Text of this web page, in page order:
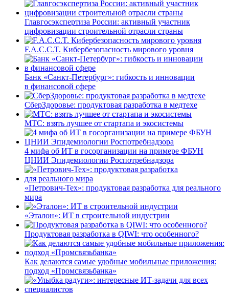
Главгосэкспертиза России: активный участник
цифровизации строительной отрасли страны
F.A.C.C.T. Кибербезопасность мирового уровня
Банк «Санкт-Петербург»: гибкость и инновации
в финансовой сфере
СберЗдоровье: продуктовая разработка в медтехе
МТС: взять лучшее от стартапа и экосистемы
4 мифа об ИТ в госорганизации на примере ФБУН
ЦНИИ Эпидемиологии Роспотребнадзора
«Петрович-Тех»: продуктовая разработка для реального
мира
«Эталон»: ИТ в строительной индустрии
Продуктовая разработка в QIWI: что особенного?
Как делаются самые удобные мобильные приложения:
подход «Промсвязьбанка»